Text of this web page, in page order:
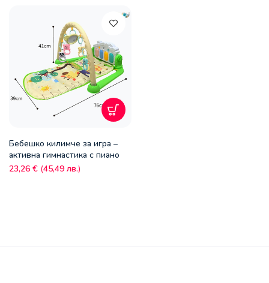
Бебешко килимче за игра –
активна гимнастика с пиано
23,26 € (45,49 лв.)